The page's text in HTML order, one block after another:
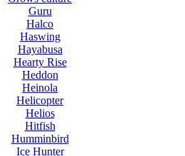
Guru
Halco
Haswing
Hayabusa
Hearty Rise
Heddon
Heinola
Helicopter
Helios
Hitfish
Humminbird
Ice Hunter